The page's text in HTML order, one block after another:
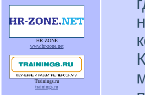
HR-ZONE
www.hr-zone.net
Trainings.ru
trainings.ru